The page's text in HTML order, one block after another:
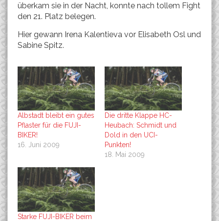
überkam sie in der Nacht, konnte nach tollem Fight
den 21. Platz belegen.
Hier gewann Irena Kalentieva vor Elisabeth Osl und
Sabine Spitz.
Albstadt bleibt ein gutes
Pflaster für die FUJI-
BIKER!
16. Juni 2009
Die dritte Klappe HC-
Heubach: Schmidt und
Dold in den UCI-
Punkten!
18. Mai 2009
Starke FUJI-BIKER beim